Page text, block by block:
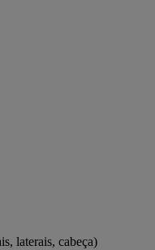
laterais, cabeça)